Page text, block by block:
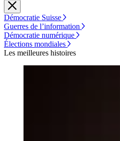
Démocratie Suisse
Guerres de l’information
Démocratie numérique
Élections mondiales
Les meilleures histoires